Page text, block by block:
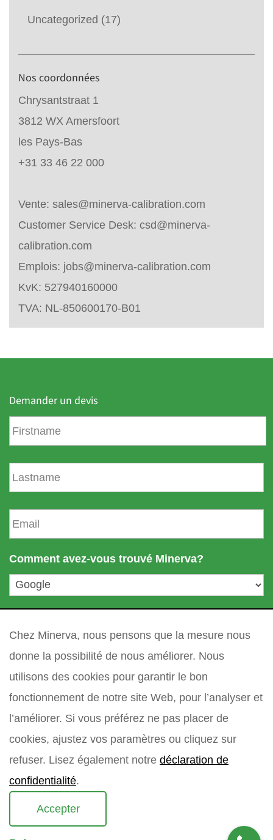
Uncategorized (17)
Nos coordonnées
Chrysantstraat 1
3812 WX Amersfoort
les Pays-Bas
+31 33 46 22 000
Vente: sales@minerva-calibration.com
Customer Service Desk: csd@minerva-
calibration.com
Emplois: jobs@minerva-calibration.com
KvK: 527940160000
TVA: NL-850600170-B01
Demander un devis
P
r
é
o
N
o
m
e
m
i
E
m
a
l
*
Comment avez-vous trouvé Minerva?
Chez Minerva, nous pensons que la mesure nous
donne la possibilité de nous améliorer. Nous
utilisons des cookies pour garantir le bon
fonctionnement de notre site Web, pour l’analyser et
l’améliorer. Si vous préférez ne pas placer de
cookies, ajustez vos paramètres ou cliquez sur
refuser. Lisez également notre déclaration de
confidentialité.
Accepter